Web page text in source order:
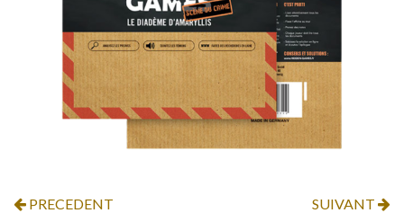
PRECEDENT SUIVANT